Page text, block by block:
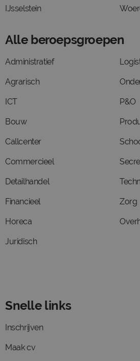
IJsselstein
Alle beroepsgroepen
Administratief
Agrarisch
ICT
Bouw
Callcenter
Commercieel
Detailhandel
Financieel
Horeca
Juridisch
P&O
Zorg
Snelle links
Inschrijven
Maak cv